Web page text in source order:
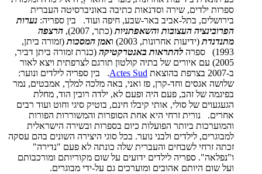
ספרות ילדים, שירה וסדנאות כתיבה באוניברסיטה העברית
בירושלים, בתל-אביב באר-שבע, חיפה ועוד. בין ספריה: נערות
הפרובינציה העצובות והשאפתניות (כתר, 2007),
הרצפה
מתנדנדת (ידיעות אחרונות, 2003) ו אמן המסכות (זמורה ביתן,
1993) ספרה
להתראות באנטרקטיקה (כנרת זמורה ביתן דביר,
2005) עם איורים של בתיה קולטון תורגם לצרפתית ויצא לאור
ב-2007 בצרפת בהוצאת
Actes Sud. בין ספריה לילדים ונוער:
שלושה אגסים וחד-קרן, פז ואני, באה מלכה למלך, אמבטים, נמר
בפיגמה של זהב, פעם היה ופעם לא, ילדה רובין הוד, מחלת
הגעגעוים של סולי, אותי קיבלו חינם, בוטיק סיגי וחוט ועוד רבים
אחרים. נורית זרחי היא אחת הסופרות והמשוררות הפורות
והמוערכות ביותר הפועלות כיום בספרות ובשירה הישראלית
למבוגרים, לילדים ולבני נוער. בכל סוגי היצירה השונים בהם עסקה
זכתה זרחי לשבחים והעברית שלה כונתה לא פעם "נדירה"
ו"נפלאה". ספריה לילדים ידועים על שום מקוריותם ומורכבותם
ועל שום היותם אהובים ומוערכים גם על-ידי מבוגרים.